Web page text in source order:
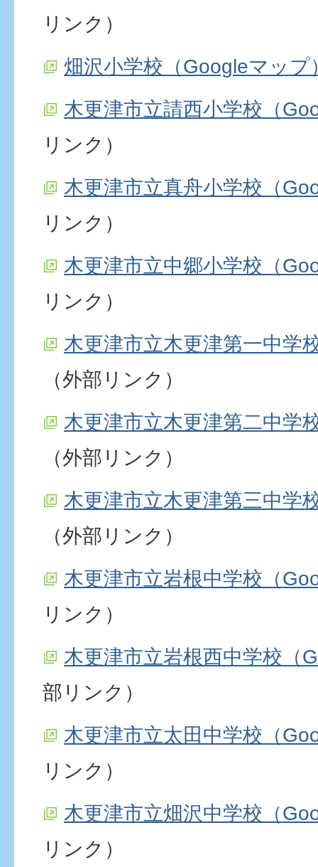
リンク）
畑沢小学校（Googleマップ
木更津市立請西小学校（
リンク）
木更津市立真舟小学校（
リンク）
木更津市立中郷小学校（
リンク）
木更津市立木更津第一中学
（外部リンク）
木更津市立木更津第二中学
（外部リンク）
木更津市立木更津第三中学
（外部リンク）
木更津市立岩根中学校（
リンク）
木更津市立岩根西中学校（
部リンク）
木更津市立太田中学校（
リンク）
木更津市立畑沢中学校（
リンク）